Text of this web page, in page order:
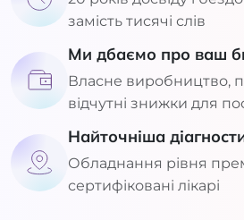
замість тисячі слів
Ми дбаємо про ваш
Власне виробництво,
відчутні знижки для
Найточніша
Обладнання рівня
сертифіковані лікарі